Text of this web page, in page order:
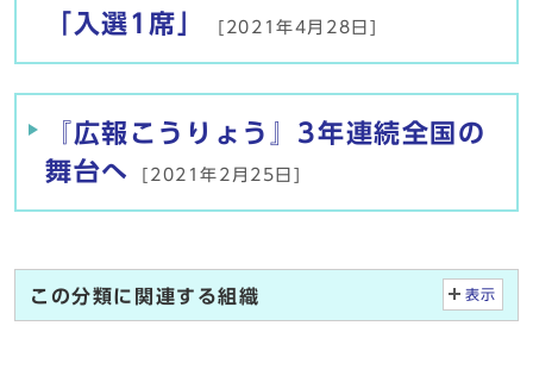
「入選1席」
[2021年4月28日]
『広報こうりょう』3年連続全国の
舞台へ
[2021年2月25日]
この分類に関連する組織 表示